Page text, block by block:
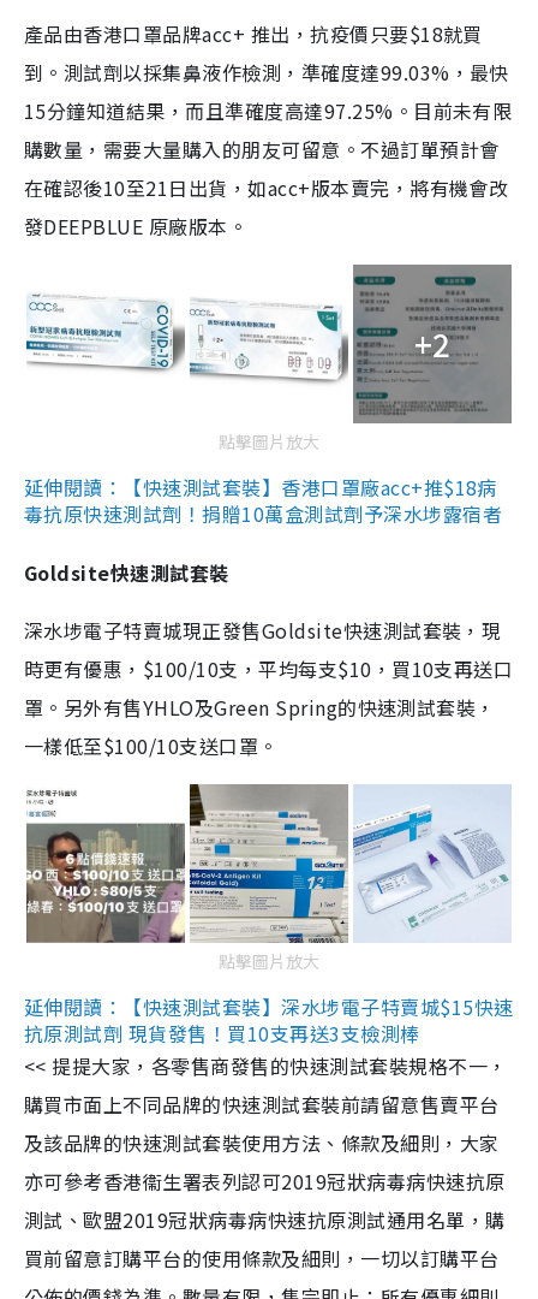
產品由香港口罩品牌acc+ 推出，抗疫價只要$18就買
到。測試劑以採集鼻液作檢測，準確度達99.03%，最快
15分鐘知道結果，而且準確度高達97.25%。目前未有限
購數量，需要大量購入的朋友可留意。不過訂單預計會
在確認後10至21日出貨，如acc+版本賣完，將有機會改
發DEEPBLUE 原廠版本。
+2
點擊圖片放大
延伸閱讀：【快速測試套裝】香港口罩廠acc+推$18病
毒抗原快速測試劑！捐贈10萬盒測試劑予深水埗露宿者
Goldsite快速測試套裝
深水埗電子特賣城現正發售Goldsite快速測試套裝，現
時更有優惠，$100/10支，平均每支$10，買10支再送口
罩。另外有售YHLO及Green Spring的快速測試套裝，
一樣低至$100/10支送口罩。
點擊圖片放大
延伸閱讀：【快速測試套裝】深水埗電子特賣城$15快速
抗原測試劑 現貨發售！買10支再送3支檢測棒
<< 提提大家，各零售商發售的快速測試套裝規格不一，
購買市面上不同品牌的快速測試套裝前請留意售賣平台
及該品牌的快速測試套裝使用方法、條款及細則，大家
亦可參考香港衞生署表列認可2019冠狀病毒病快速抗原
測試、歐盟2019冠狀病毒病快速抗原測試通用名單，購
買前留意訂購平台的使用條款及細則，一切以訂購平台